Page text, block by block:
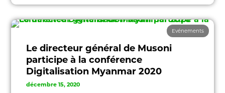
Evénements
Le directeur général de Musoni
participe à la conférence
Digitalisation Myanmar 2020
décembre 15, 2020